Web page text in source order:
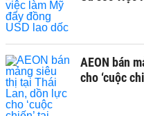
AEON bán
cho ‘cuộc